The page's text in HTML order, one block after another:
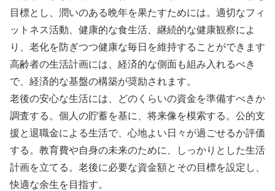
目標とし、潤いのある晩年を果たすためには。適切なフィ
ットネス活動、健康的な食生活、継続的な健康観察によ
り、老化を防ぎつつ健康な毎日を維持することができます
高齢者の生活計画には、経済的な側面も組み入れるべき
で、経済的な基盤の構築が奨励されます。
老後の安心な生活には、どのくらいの資金を準備すべきか
調査する。個人の貯蓄を基に、将来像を模索する。公的支
援と退職金による生活で、心地よい日々が過ごせるか評価
する。教育費や自身の未来のために、しっかりとした生活
計画を立てる。老後に必要な資金額とその目標を設定し、
快適な余生を目指す。